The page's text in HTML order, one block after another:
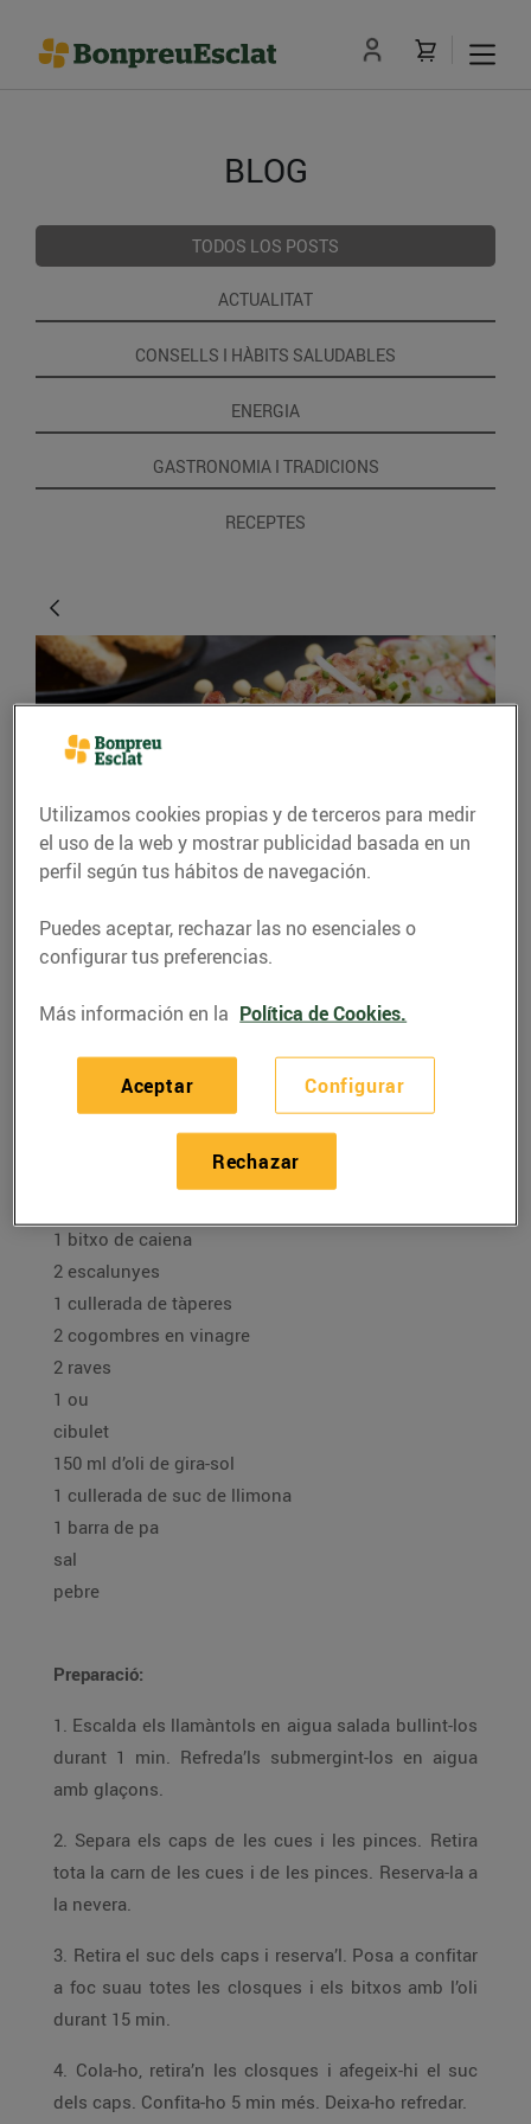
BLOG
TODOS LOS POSTS
ACTUALITAT
CONSELLS I HÀBITS SALUDABLES
ENERGIA
GASTRONOMIA I TRADICIONS
RECEPTES
RECETAS
Tàrtar de llamàntol
amb oli de bitxo i
escalunya amb el suc
dels caps
22/diciembre/2020
Ingredients per a 4 persones:
1 bitxo de caiena
2 escalunyes
1 cullerada de tàperes
2 cogombres en vinagre
2 raves
1 ou
cibulet
150 ml d’oli de gira-sol
1 cullerada de suc de llimona
1 barra de pa
sal
pebre
Preparació:
1. Escalda els llamàntols en aigua salada bullint-los
durant 1 min. Refreda’ls submergint-los en aigua
amb glaçons.
2. Separa els caps de les cues i les pinces. Retira
tota la carn de les cues i de les pinces. Reserva-la a
la nevera.
3. Retira el suc dels caps i reserva’l. Posa a confitar
a foc suau totes les closques i els bitxos amb l’oli
durant 15 min.
4. Cola-ho, retira’n les closques i afegeix-hi el suc
dels caps. Confita-ho 5 min més. Deixa-ho refredar.
Utilizamos cookies propias y de terceros para medir
el uso de la web y mostrar publicidad basada en un
perfil según tus hábitos de navegación.
Puedes aceptar, rechazar las no esenciales o
configurar tus preferencias.
Más información en la Política de Cookies.
Configurar
Rechazar
Aceptar